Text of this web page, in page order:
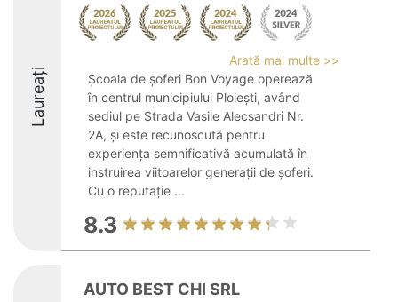
Laureați
Arată mai multe >>
Școala de șoferi Bon Voyage operează
în centrul municipiului Ploiești, având
sediul pe Strada Vasile Alecsandri Nr.
2A, și este recunoscută pentru
experiența semnificativă acumulată în
instruirea viitoarelor generații de șoferi.
Cu o reputație ...
8.3
AUTO BEST CHI SRL